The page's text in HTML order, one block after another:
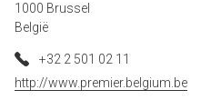
1000 Brussel
België
+32 2 501 02 11
http://www.premier.belgium.be